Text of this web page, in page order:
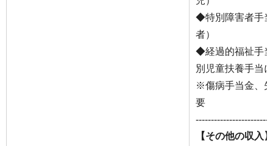
◆特別障害者手
者）
◆経過的福祉手
別児童扶養手当
※傷病手当金、
要
【その他の収入